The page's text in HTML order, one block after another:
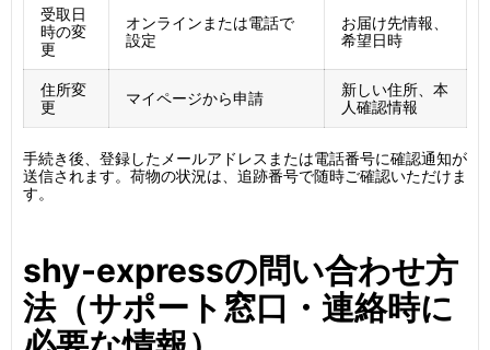
受取日
時の変
更
オンラインまたは電話で
設定
お届け先情報、
希望日時
住所変
更
マイページから申請
新しい住所、本
人確認情報
手続き後、登録したメールアドレスまたは電話番号に確認通知が
送信されます。荷物の状況は、追跡番号で随時ご確認いただけま
す。
shy-expressの問い合わせ方
法（サポート窓口・連絡時に